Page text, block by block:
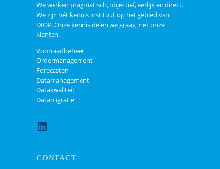
We werken pragmatisch, objectief, eerlijk en direct.
We zijn hét kennis instituut op het gebied van
DIOP. Onze kennis delen we graag met onze
klanten.
Voorraadbeheer
Ordermanagement
Forecasten
Datamanagement
Datakwaliteit
Datamigratie
LinkedIn
CONTACT